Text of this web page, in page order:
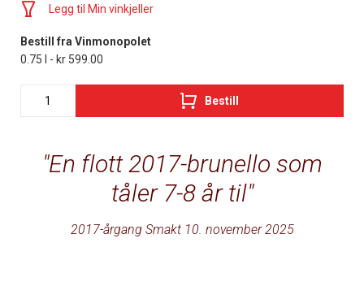
En flott 2017-brunello som
tåler 7-8 år til
2017-årgang Smakt 10. november 2025
Legg til Min vinkjeller
Bestill fra Vinmonopolet
0.75 l - kr 599.00
Bestill